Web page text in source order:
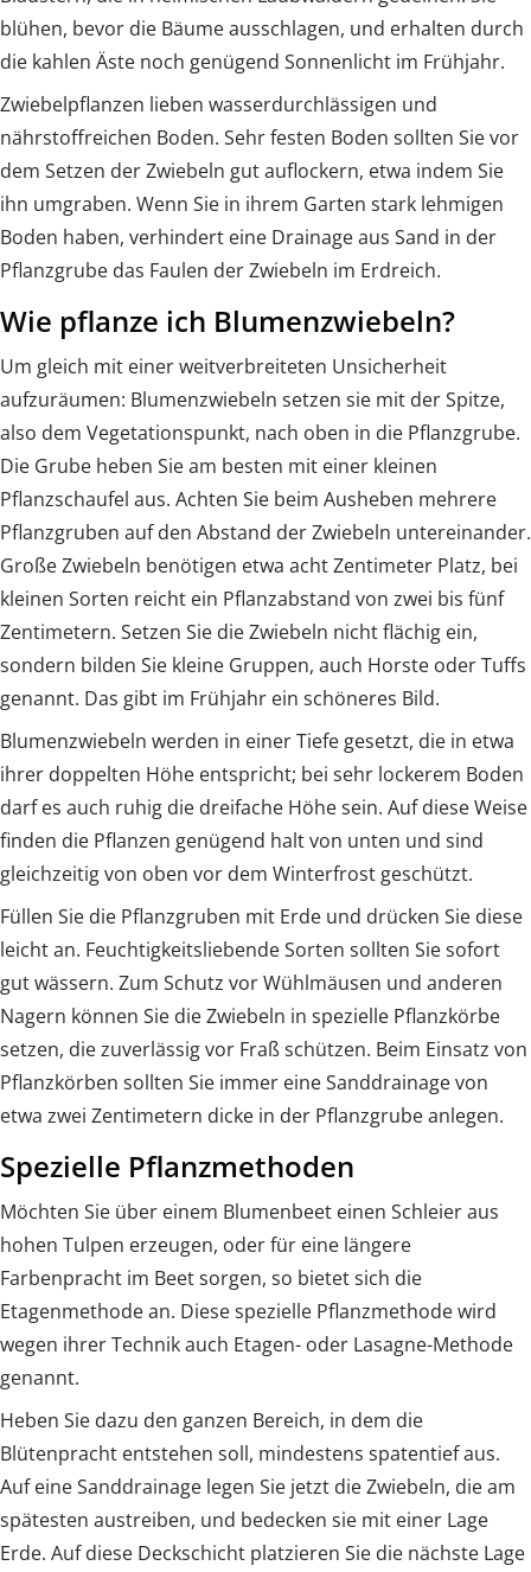
blühen, bevor die Bäume ausschlagen, und erhalten durch
die kahlen Äste noch genügend Sonnenlicht im Frühjahr.
Zwiebelpflanzen lieben wasserdurchlässigen und
nährstoffreichen Boden. Sehr festen Boden sollten Sie vor
dem Setzen der Zwiebeln gut auflockern, etwa indem Sie
ihn umgraben. Wenn Sie in ihrem Garten stark lehmigen
Boden haben, verhindert eine Drainage aus Sand in der
Pflanzgrube das Faulen der Zwiebeln im Erdreich.
Wie pflanze ich Blumenzwiebeln?
Um gleich mit einer weitverbreiteten Unsicherheit
aufzuräumen: Blumenzwiebeln setzen sie mit der Spitze,
also dem Vegetationspunkt, nach oben in die Pflanzgrube.
Die Grube heben Sie am besten mit einer kleinen
Pflanzschaufel aus. Achten Sie beim Ausheben mehrere
Pflanzgruben auf den Abstand der Zwiebeln untereinander.
Große Zwiebeln benötigen etwa acht Zentimeter Platz, bei
kleinen Sorten reicht ein Pflanzabstand von zwei bis fünf
Zentimetern. Setzen Sie die Zwiebeln nicht flächig ein,
sondern bilden Sie kleine Gruppen, auch Horste oder Tuffs
genannt. Das gibt im Frühjahr ein schöneres Bild.
Blumenzwiebeln werden in einer Tiefe gesetzt, die in etwa
ihrer doppelten Höhe entspricht; bei sehr lockerem Boden
darf es auch ruhig die dreifache Höhe sein. Auf diese Weise
finden die Pflanzen genügend halt von unten und sind
gleichzeitig von oben vor dem Winterfrost geschützt.
Füllen Sie die Pflanzgruben mit Erde und drücken Sie diese
leicht an. Feuchtigkeitsliebende Sorten sollten Sie sofort
gut wässern. Zum Schutz vor Wühlmäusen und anderen
Nagern können Sie die Zwiebeln in spezielle Pflanzkörbe
setzen, die zuverlässig vor Fraß schützen. Beim Einsatz von
Pflanzkörben sollten Sie immer eine Sanddrainage von
etwa zwei Zentimetern dicke in der Pflanzgrube anlegen.
Spezielle Pflanzmethoden
Möchten Sie über einem Blumenbeet einen Schleier aus
hohen Tulpen erzeugen, oder für eine längere
Farbenpracht im Beet sorgen, so bietet sich die
Etagenmethode an. Diese spezielle Pflanzmethode wird
wegen ihrer Technik auch Etagen- oder Lasagne-Methode
genannt.
Heben Sie dazu den ganzen Bereich, in dem die
Blütenpracht entstehen soll, mindestens spatentief aus.
Auf eine Sanddrainage legen Sie jetzt die Zwiebeln, die am
spätesten austreiben, und bedecken sie mit einer Lage
Erde. Auf diese Deckschicht platzieren Sie die nächste Lage